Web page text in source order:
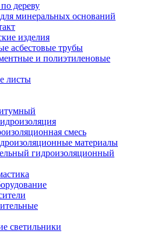
дереву
минеральных оснований
изделия
асбестовые трубы
и полиэтиленовые
листы
смесь
материалы
гидроизоляционный
светильники